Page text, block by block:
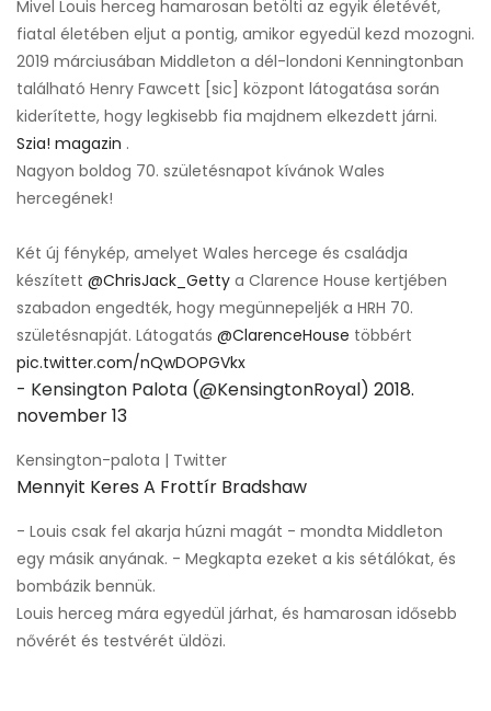
Mivel Louis herceg hamarosan betölti az egyik életévét,
fiatal életében eljut a pontig, amikor egyedül kezd mozogni.
2019 márciusában Middleton a dél-londoni Kenningtonban
található Henry Fawcett [sic] központ látogatása során
kiderítette, hogy legkisebb fia majdnem elkezdett járni.
Szia! magazin .
Nagyon boldog 70. születésnapot kívánok Wales
hercegének!
Két új fénykép, amelyet Wales hercege és családja
készített @ChrisJack_Getty a Clarence House kertjében
szabadon engedték, hogy megünnepeljék a HRH 70.
születésnapját. Látogatás @ClarenceHouse többért
pic.twitter.com/nQwDOPGVkx
- Kensington Palota (@KensingtonRoyal) 2018.
november 13
Kensington-palota | Twitter
Mennyit Keres A Frottír Bradshaw
- Louis csak fel akarja húzni magát - mondta Middleton
egy másik anyának. - Megkapta ezeket a kis sétálókat, és
bombázik bennük.
Louis herceg mára egyedül járhat, és hamarosan idősebb
nővérét és testvérét üldözi.